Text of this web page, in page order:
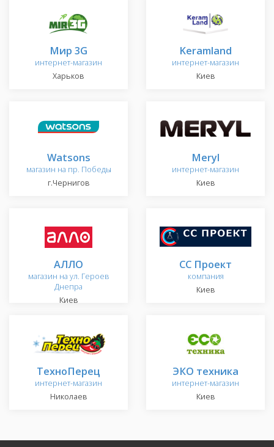
Мир 3G
интернет-магазин
Харьков
Keramland
интернет-магазин
Киев
Watsons
магазин на пр. Победы
г.Чернигов
Meryl
интернет-магазин
Киев
АЛЛО
магазин на ул. Героев
Днепра
Киев
CC Проект
компания
Киев
ТехноПерец
интернет-магазин
Николаев
ЭКО техника
интернет-магазин
Киев